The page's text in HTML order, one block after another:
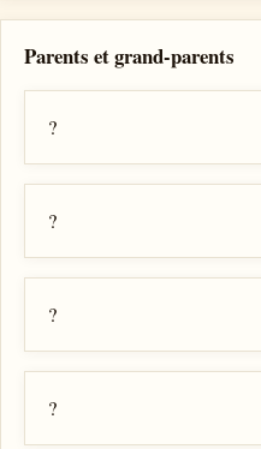
Parents et grand-parents
?
?
?
?